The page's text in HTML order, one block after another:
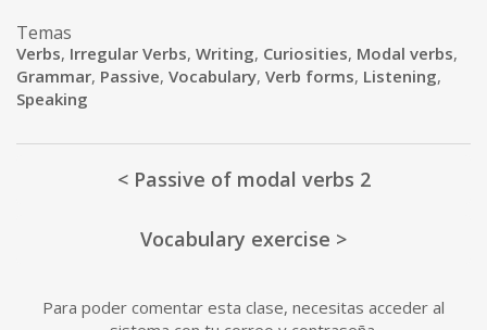
Temas
Verbs, Irregular Verbs, Writing, Curiosities, Modal verbs,
Grammar, Passive, Vocabulary, Verb forms, Listening,
Speaking
< Passive of modal verbs 2
Vocabulary exercise >
Para poder comentar esta clase, necesitas acceder al